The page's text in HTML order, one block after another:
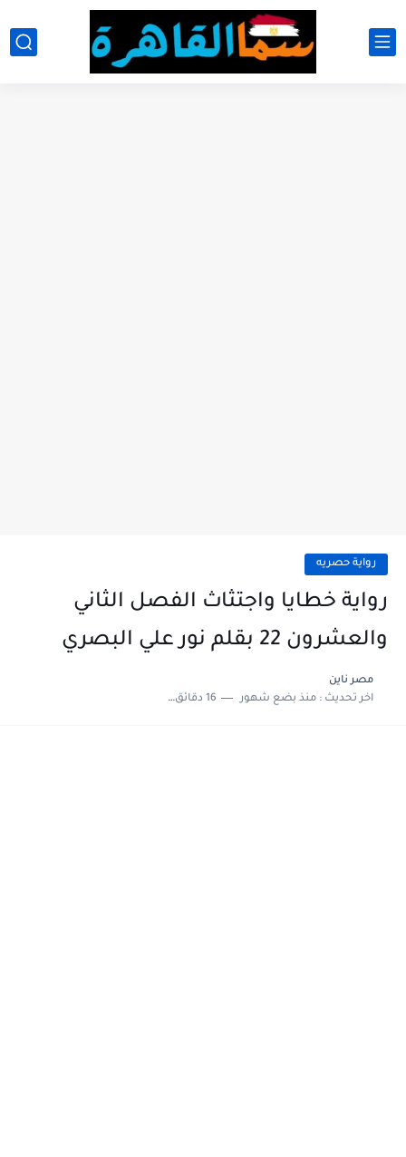
رواية حصريه
رواية خطايا واجتثاث الفصل الثاني
والعشرون 22 بقلم نور علي البصري
مصر ناين
اخر تحديث :منذ بضع شهور 16 دقائق للقراءة